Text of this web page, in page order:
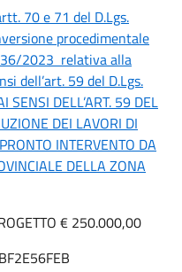
70 e 71 del D.Lgs.
procedimentale
36/2023 relativa alla
dell’art. 59 del D.Lgs.
DELL’ART. 59 DEL
DEI LAVORI DI
INTERVENTO DA
DELLA ZONA
€ 250.000,00